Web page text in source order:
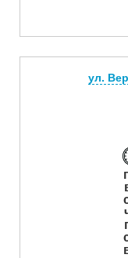
ул.